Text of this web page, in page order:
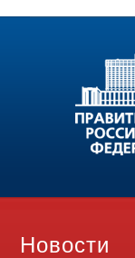
Новости